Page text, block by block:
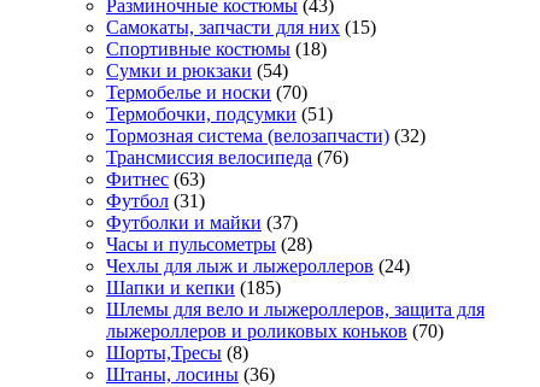
Разминочные костюмы (43)
Самокаты, запчасти для них (15)
Спортивные костюмы (18)
Сумки и рюкзаки (54)
Термобелье и носки (70)
Термобочки, подсумки (51)
Тормозная система (велозапчасти) (32)
Трансмиссия велосипеда (76)
Фитнес (63)
Футбол (31)
Футболки и майки (37)
Часы и пульсометры (28)
Чехлы для лыж и лыжероллеров (24)
Шапки и кепки (185)
Шлемы для вело и лыжероллеров, защита для
лыжероллеров и роликовых коньков (70)
Шорты,Тресы (8)
Штаны, лосины (36)